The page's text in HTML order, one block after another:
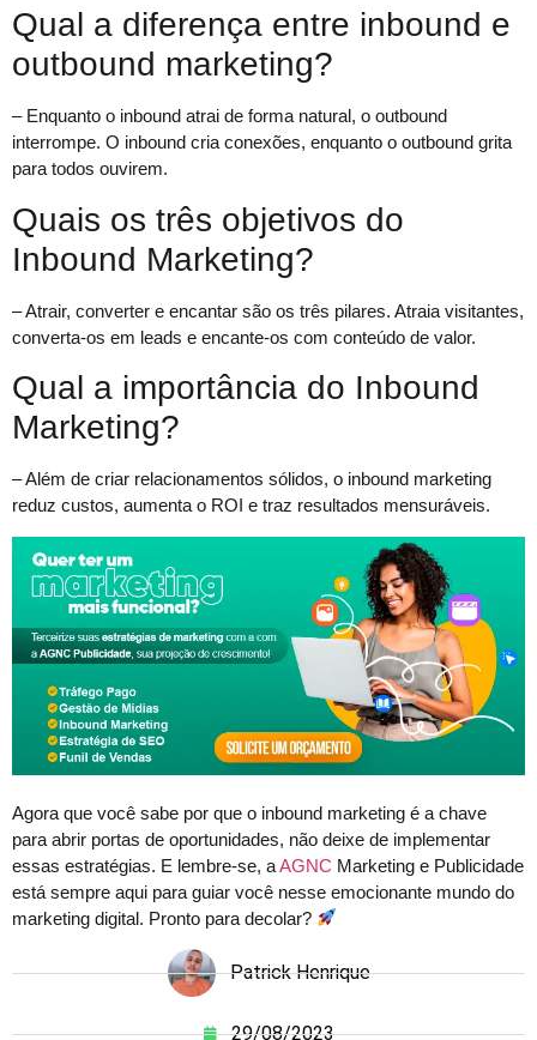
Qual a diferença entre inbound e
outbound marketing?
– Enquanto o inbound atrai de forma natural, o outbound
interrompe. O inbound cria conexões, enquanto o outbound grita
para todos ouvirem.
Quais os três objetivos do
Inbound Marketing?
– Atrair, converter e encantar são os três pilares. Atraia visitantes,
converta-os em leads e encante-os com conteúdo de valor.
Qual a importância do Inbound
Marketing?
– Além de criar relacionamentos sólidos, o inbound marketing
reduz custos, aumenta o ROI e traz resultados mensuráveis.
Agora que você sabe por que o inbound marketing é a chave
para abrir portas de oportunidades, não deixe de implementar
essas estratégias. E lembre-se, aAGNC Marketing e Publicidade
está sempre aqui para guiar você nesse emocionante mundo do
marketing digital. Pronto para decolar?
Patrick Henrique
29/08/2023